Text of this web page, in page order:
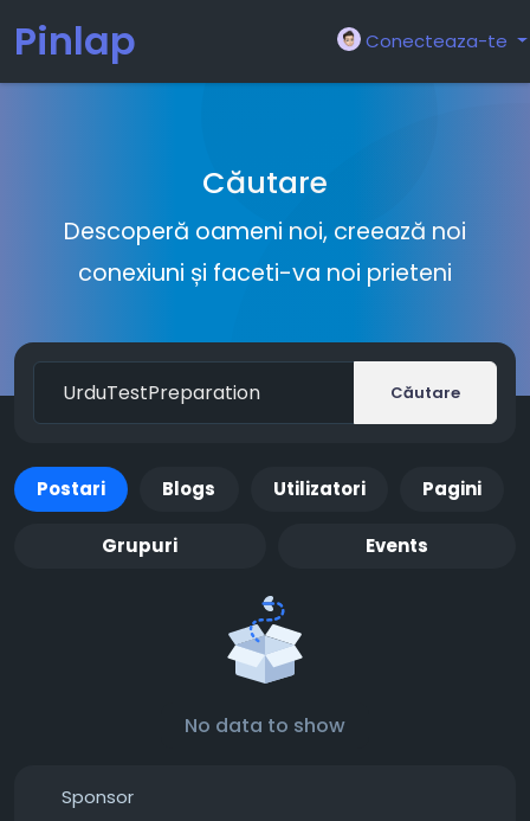
Pinlap Conecteaza-te
Căutare
Descoperă oameni noi, creează noi
conexiuni și faceti-va noi prieteni
Căutare
Postari Blogs Utilizatori Pagini
Grupuri Events
No data to show
Sponsor